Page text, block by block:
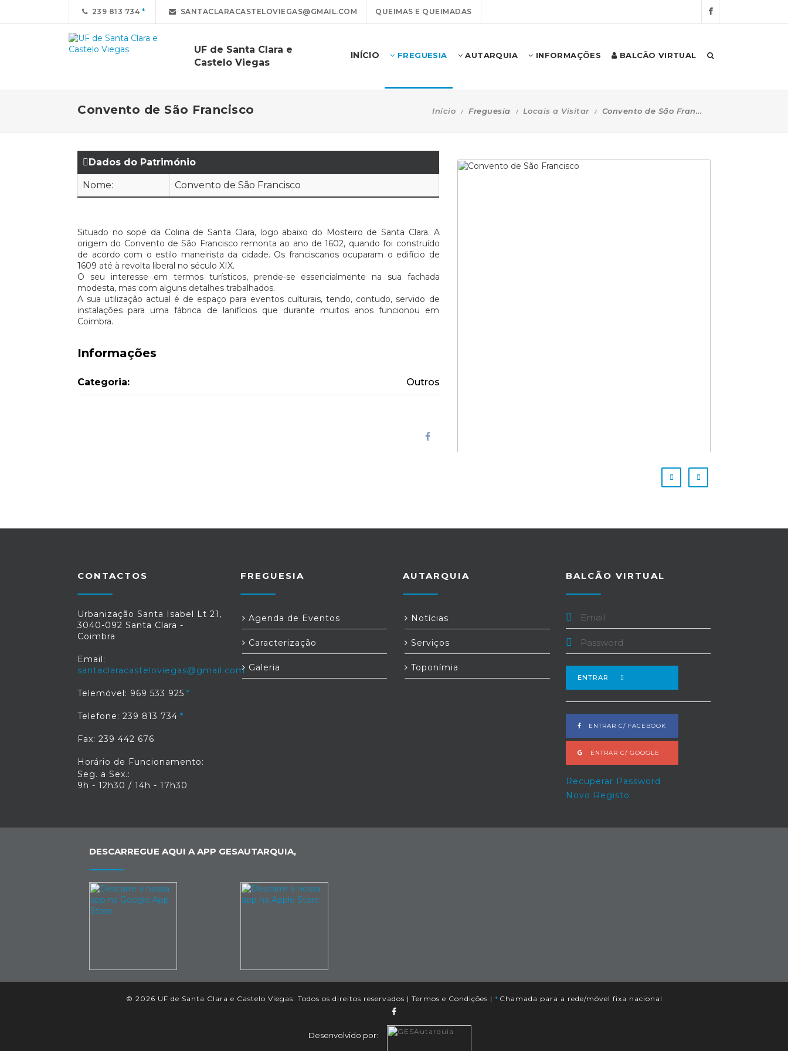
239 813 734 SANTACLARACASTELOVIEGAS@GMAIL.COM QUEIMAS E QUEIMADAS
UF de Santa Clara e
Castelo Viegas
INÍCIO FREGUESIA AUTARQUIA INFORMAÇÕES BALCÃO VIRTUAL
Convento de São Francisco Início Freguesia Locais a Visitar Convento de São Fran...
Dados do Património
Nome: Convento de São Francisco
Situado no sopé da Colina de Santa Clara, logo abaixo do Mosteiro de Santa Clara. A
origem do Convento de São Francisco remonta ao ano de 1602, quando foi construído
de acordo com o estilo maneirista da cidade. Os franciscanos ocuparam o edifício de
1609 até à revolta liberal no século XIX.
O seu interesse em termos turísticos, prende-se essencialmente na sua fachada
modesta, mas com alguns detalhes trabalhados.
A sua utilização actual é de espaço para eventos culturais, tendo, contudo, servido de
instalações para uma fábrica de lanifícios que durante muitos anos funcionou em
Coimbra.
Informações
Categoria: Outros
CONTACTOS
Urbanização Santa Isabel Lt 21,
3040-092 Santa Clara -
Coimbra
Email:
santaclaracasteloviegas@gmail.com
Telemóvel: 969 533 925
Telefone: 239 813 734
Fax: 239 442 676
Horário de Funcionamento:
Seg. a Sex.:
9h - 12h30 / 14h - 17h30
FREGUESIA
Agenda de Eventos
Caracterização
Galeria
AUTARQUIA
Notícias
Serviços
Toponímia
BALCÃO VIRTUAL
ENTRAR
ENTRAR C/ FACEBOOK
ENTRAR C/ GOOGLE
Recuperar Password
Novo Registo
DESCARREGUE AQUI A APP GESAUTARQUIA,
© 2026 UF de Santa Clara e Castelo Viegas. Todos os direitos reservados | Termos e Condições | * Chamada para a rede/móvel fixa nacional
Desenvolvido por: